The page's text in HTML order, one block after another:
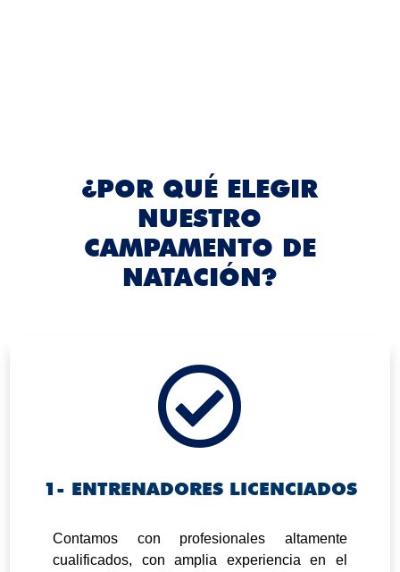
¿POR QUÉ ELEGIR
NUESTRO
CAMPAMENTO DE
NATACIÓN?

1- ENTRENADORES LICENCIADOS
Contamos con profesionales altamente
cualificados, con amplia experiencia en el